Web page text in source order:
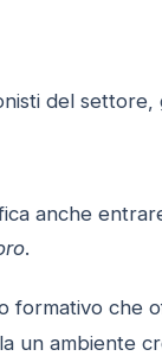
del
anche
.
formativo che
un ambiente